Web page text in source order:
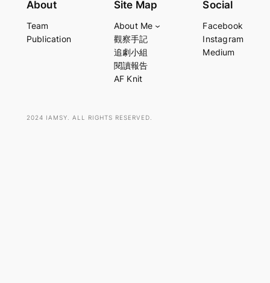
r
About
Team
Publication
Site Map
About Me
觀察手記
追劇小組
閱讀報告
AF Knit
Social
Facebook
Instagram
Medium
2024 IAMSY. ALL RIGHTS RESERVED.